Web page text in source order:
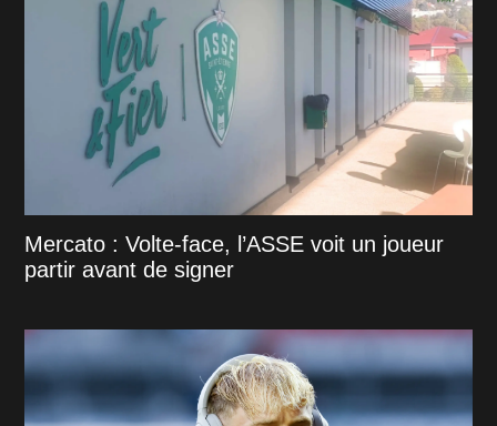
Mercato : Volte-face, l’ASSE voit un joueur
partir avant de signer